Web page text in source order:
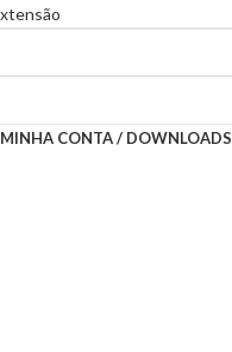
MINHA CONTA / DOWNLOADS